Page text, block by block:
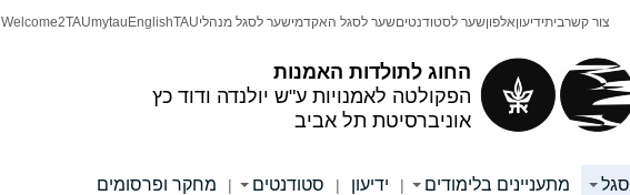
החוג לתולדות האמנות
הפקולטה לאמנויות ע"ש יולנדה ודוד כץ
אוניברסיטת תל אביב
צור קשרביתידיעוןאלפוןשער לסטודנטיםשער לסגל האקדמישער לסגל מנהליTAU
English
mytau
Welcome2TAU
סגל מתעניינים בלימודים | ידיעון | סטודנטים | מחקר ופרסומים